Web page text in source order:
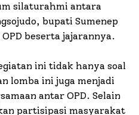
silaturahmi antara
bupati Sumenep
beserta jajarannya.
ini tidak hanya soal
lomba ini juga menjadi
antar OPD. Selain
partisipasi masyarakat